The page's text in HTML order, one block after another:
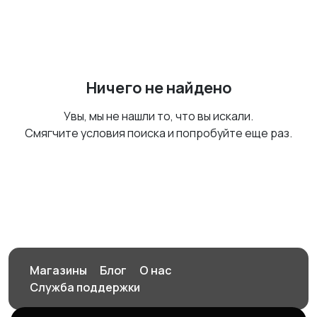
Ничего не найдено
Увы, мы не нашли то, что вы искали.
Смягчите условия поиска и попробуйте еще раз.
Магазины Блог
О нас
Служба поддержки